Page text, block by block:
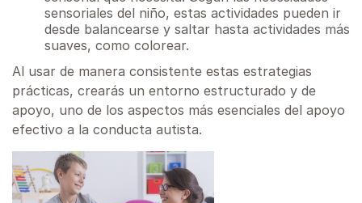
sensoriales del niño, estas actividades pueden ir
desde balancearse y saltar hasta actividades más
suaves, como colorear. ‍
Al usar de manera consistente estas estrategias
prácticas, crearás un entorno estructurado y de
apoyo, uno de los aspectos más esenciales del apoyo
efectivo a la conducta autista.